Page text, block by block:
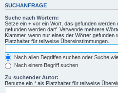
SUCHANFRAGE
Suche nach Wörtern:
Setze ein + vor ein Wort, das gefunden werden
gefunden werden darf. Verwende mehrere
Klammer, wenn nur eines der Wörter gefunden
Platzhalter für teilweise Übereinstimmungen.
Nach allen Begriffen suchen oder Suche
Nach einem Begriff suchen
Zu suchender Autor:
Benutze ein * als Platzhalter für teilweise